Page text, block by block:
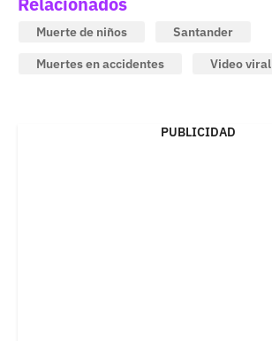
Muerte de niños
Santander
Muertes en accidentes
Video viral
PUBLICIDAD